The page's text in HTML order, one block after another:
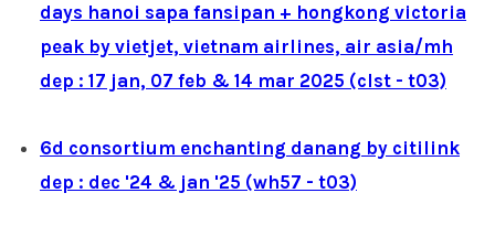
days hanoi sapa fansipan + hongkong victoria
peak by vietjet, vietnam airlines, air asia/mh
dep : 17 jan, 07 feb & 14 mar 2025 (clst - t03)
6d consortium enchanting danang by citilink
dep : dec '24 & jan '25 (wh57 - t03)